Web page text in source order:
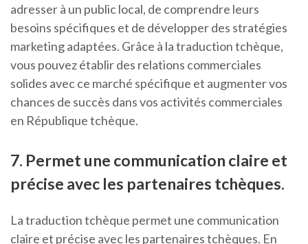
adresser à un public local, de comprendre leurs
besoins spécifiques et de développer des stratégies
marketing adaptées. Grâce à la traduction tchèque,
vous pouvez établir des relations commerciales
solides avec ce marché spécifique et augmenter vos
chances de succès dans vos activités commerciales
en République tchèque.
7. Permet une communication claire et
précise avec les partenaires tchèques.
La traduction tchèque permet une communication
claire et précise avec les partenaires tchèques. En